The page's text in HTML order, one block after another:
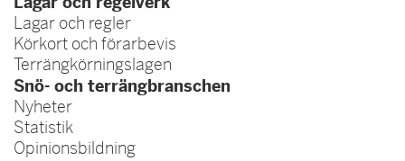
Lagar och regler
Körkort och förarbevis
Terrängkörningslagen
Snö- och terrängbranschen
Nyheter
Statistik
Opinionsbildning